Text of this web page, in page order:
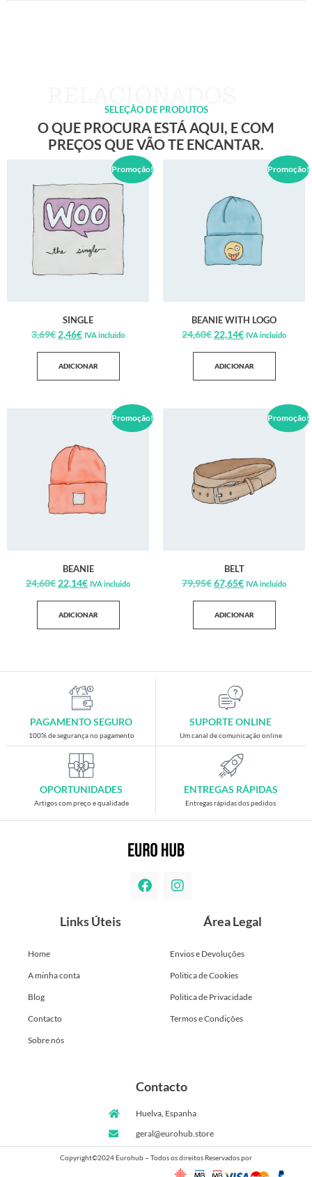
SELEÇÃO DE PRODUTOS
O QUE PROCURA ESTÁ AQUI, E COM
PREÇOS QUE VÃO TE ENCANTAR.
Promoção!
SINGLE
3,69€ 2,46€ IVA incluido
ADICIONAR
Promoção!
BEANIE WITH LOGO
24,60€ 22,14€ IVA incluido
ADICIONAR
Promoção!
BEANIE
24,60€ 22,14€ IVA incluido
ADICIONAR
Promoção!
BELT
79,95€67,65€ IVA incluido
ADICIONAR
PAGAMENTO SEGURO
100% de segurança no pagamento
SUPORTE ONLINE
Um canal de comunicação online
OPORTUNIDADES
Artigos com preço e qualidade
ENTREGAS RÁPIDAS
Entregas rápidas dos pedidos
Links Úteis
Home
A minha conta
Blog
Contacto
Sobre nós
Área Legal
Envios e Devoluções
Politica de Cookies
Politica de Privacidade
Termos e Condições
Contacto
Huelva, Espanha
geral@eurohub.store
Copyright©2024 Eurohub – Todos os direitos Reservados por